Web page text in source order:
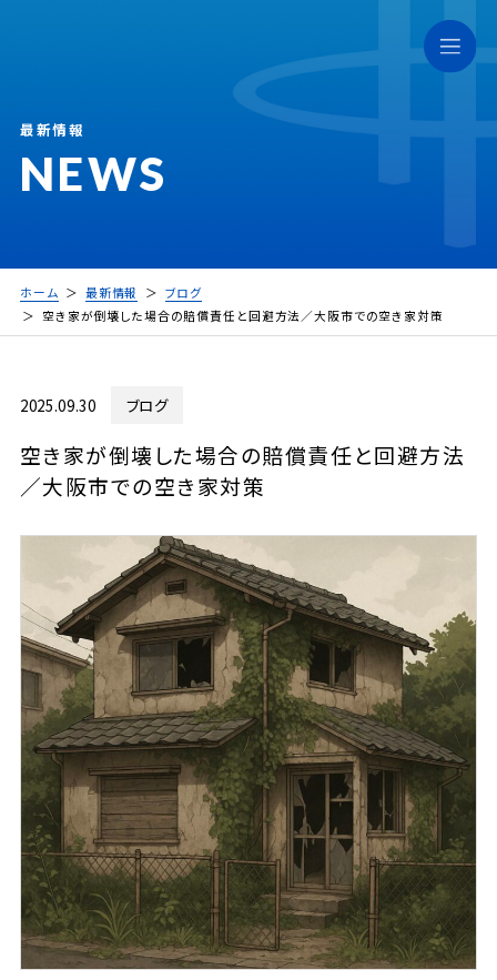
NEWS
最新情報
ホーム 最新情報
ブログ
空き家が倒壊した場合の賠償責任と回避方法／大阪市での空き家対策
2025.09.30 ブログ
空き家が倒壊した場合の賠償責任と回避方法
／大阪市での空き家対策